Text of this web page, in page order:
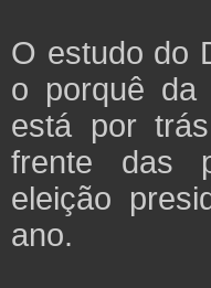
O estudo do
o porquê
está por
frente das
eleição
ano.